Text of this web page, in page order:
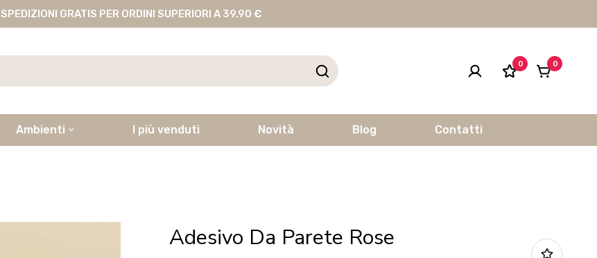
SPEDIZIONI GRATIS PER ORDINI SUPERIORI A 39,90 €
0 0
Ambienti I più venduti Novità Blog Contatti
Adesivo Da Parete Rose